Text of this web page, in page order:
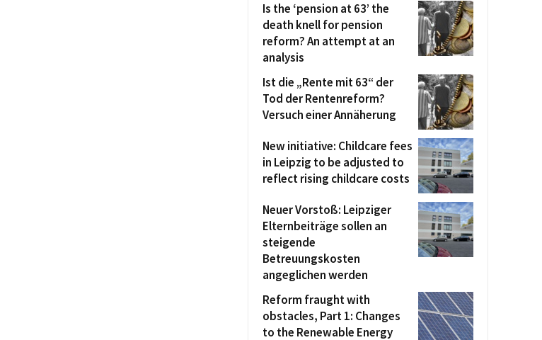
Is the ‘pension at 63’ the
death knell for pension
reform? An attempt at an
analysis
Ist die „Rente mit 63“ der
Tod der Rentenreform?
Versuch einer Annäherung
New initiative: Childcare fees
in Leipzig to be adjusted to
reflect rising childcare costs
Neuer Vorstoß: Leipziger
Elternbeiträge sollen an
steigende
Betreuungskosten
angeglichen werden
Reform fraught with
obstacles, Part 1: Changes
to the Renewable Energy